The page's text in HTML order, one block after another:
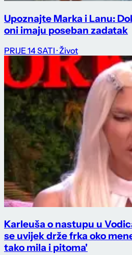
Upoznajte Marka i Lanu:
oni imaju poseban zadatak
PRIJE 14 SATI · Život
Karleuša o nastupu u
se uvijek drže frka oko
tako mila i pitoma'